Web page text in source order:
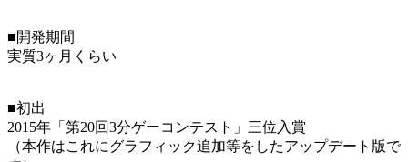
■開発期間
実質3ヶ月くらい
■初出
2015年「第20回3分ゲーコンテスト」三位入賞
（本作はこれにグラフィック追加等をしたアップデート版で